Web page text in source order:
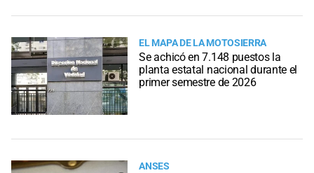
EL MAPA DE LA MOTOSIERRA
Se achicó en 7.148 puestos la
planta estatal nacional durante el
primer semestre de 2026
ANSES